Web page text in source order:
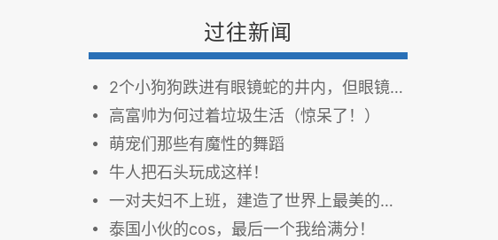
过往新闻
2个小狗狗跌进有眼镜蛇的井内，但眼镜蛇的反应让人掉下巴
高富帅为何过着垃圾生活（惊呆了！）
萌宠们那些有魔性的舞蹈
牛人把石头玩成这样！
一对夫妇不上班，建造了世界上最美的花园
泰国小伙的cos，最后一个我给满分！